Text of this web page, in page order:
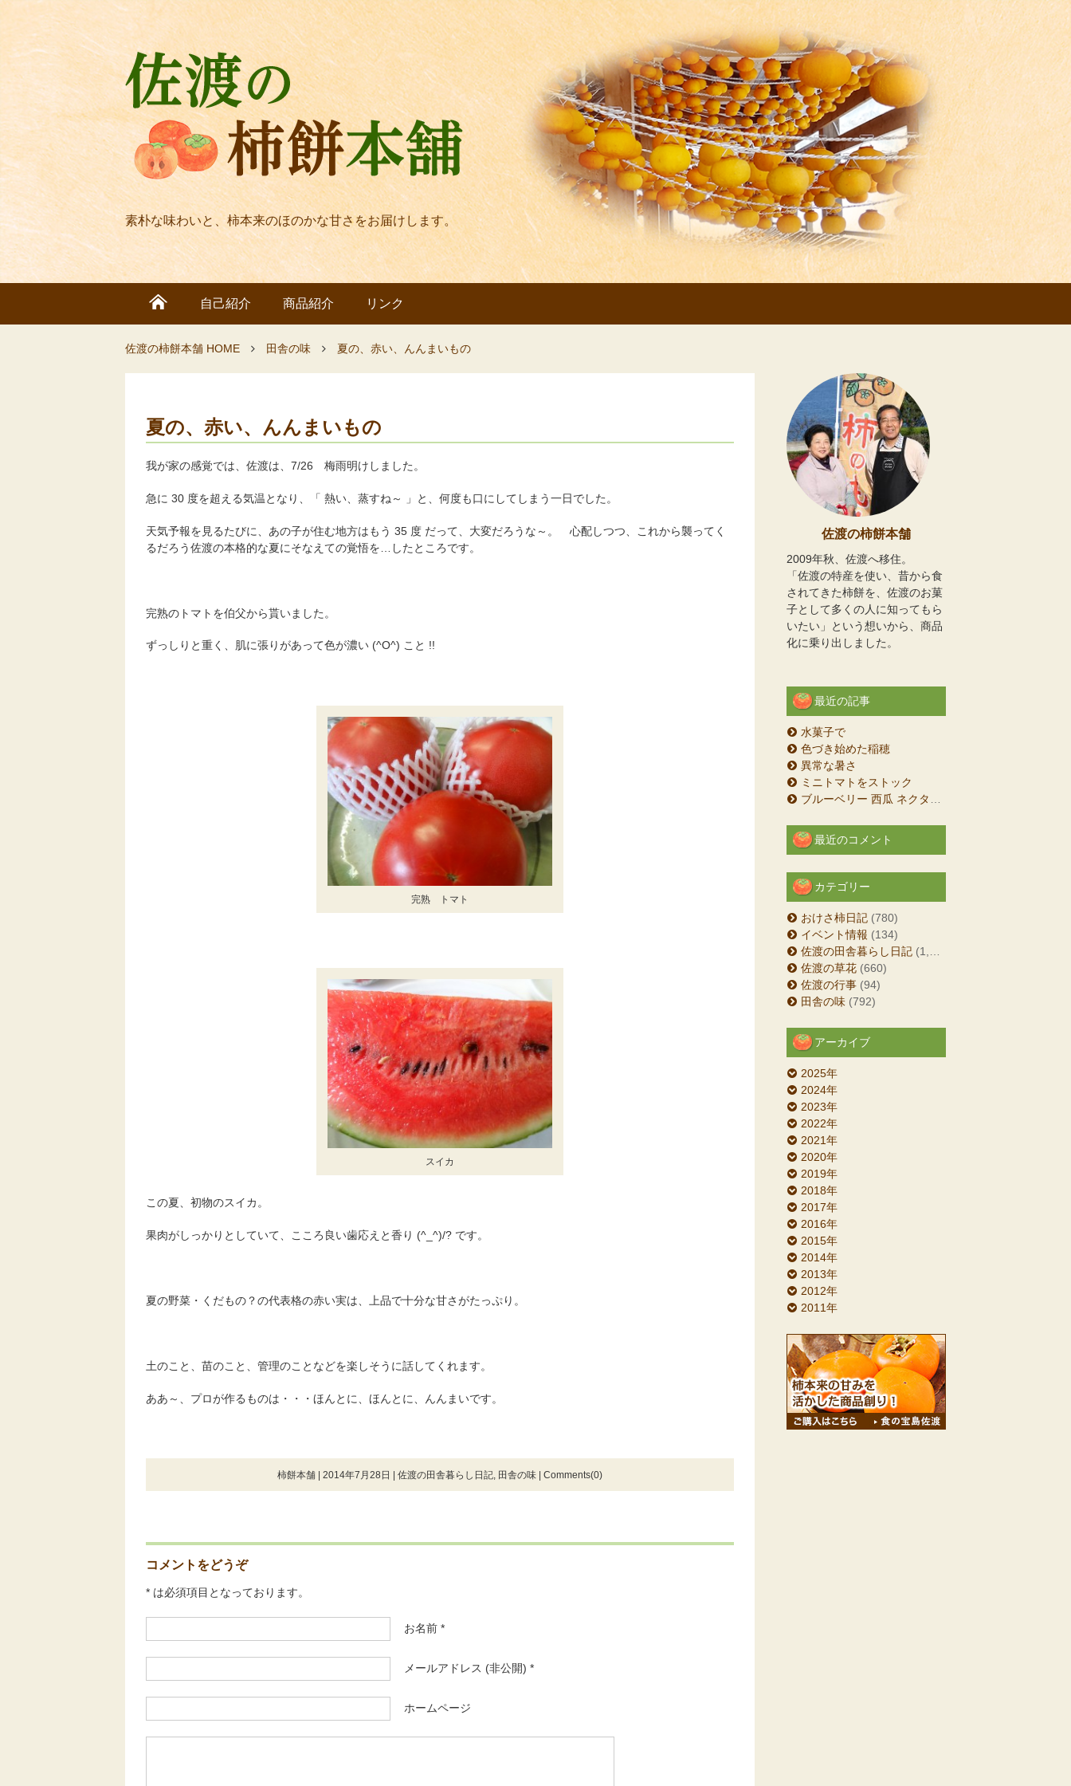
素朴な味わいと、柿本来のほのかな甘さをお届けします。
自己紹介 商品紹介 リンク
佐渡の柿餅本舗 HOME 田舎の味 夏の、赤い、んんまいもの
夏の、赤い、んんまいもの
我が家の感覚では、佐渡は、7/26 梅雨明けしました。
急に 30 度を超える気温となり、「 熱い、蒸すね～ 」と、何度も口にしてしまう一日でした。
天気予報を見るたびに、あの子が住む地方はもう 35 度 だって、大変だろうな～。 心配しつつ、これから襲ってく
るだろう佐渡の本格的な夏にそなえての覚悟を…したところです。
完熟のトマトを伯父から貰いました。
ずっしりと重く、肌に張りがあって色が濃い (^O^) こと !!
完熟 トマト
スイカ
この夏、初物のスイカ。
果肉がしっかりとしていて、こころ良い歯応えと香り (^_^)/? です。
夏の野菜・くだもの？の代表格の赤い実は、上品で十分な甘さがたっぷり。
土のこと、苗のこと、管理のことなどを楽しそうに話してくれます。
ああ～、プロが作るものは・・・ほんとに、ほんとに、んんまいです。
柿餅本舗 | 2014年7月28日 | 佐渡の田舎暮らし日記 田舎の味 | Comments(0)
コメントをどうぞ
* は必須項目となっております。
お名前 *
メールアドレス (非公開) *
ホームページ
佐渡の柿餅本舗
2009年秋、佐渡へ移住。
「佐渡の特産を使い、昔から食
されてきた柿餅を、佐渡のお菓
子として多くの人に知ってもら
いたい」という想いから、商品
化に乗り出しました。
最近の記事
水菓子で
色づき始めた稲穂
異常な暑さ
ミニトマトをストック
ブルーベリー 西瓜 ネクタリン
最近のコメント
カテゴリー
おけさ柿日記 (780)
イベント情報 (134)
佐渡の田舎暮らし日記 (1,204)
佐渡の草花 (660)
佐渡の行事 (94)
田舎の味 (792)
アーカイブ
2025年
2024年
2023年
2022年
2021年
2020年
2019年
2018年
2017年
2016年
2015年
2014年
2013年
2012年
2011年